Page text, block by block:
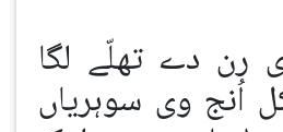
رن دے تھلّے لگا
اُنج وی سوہریاں